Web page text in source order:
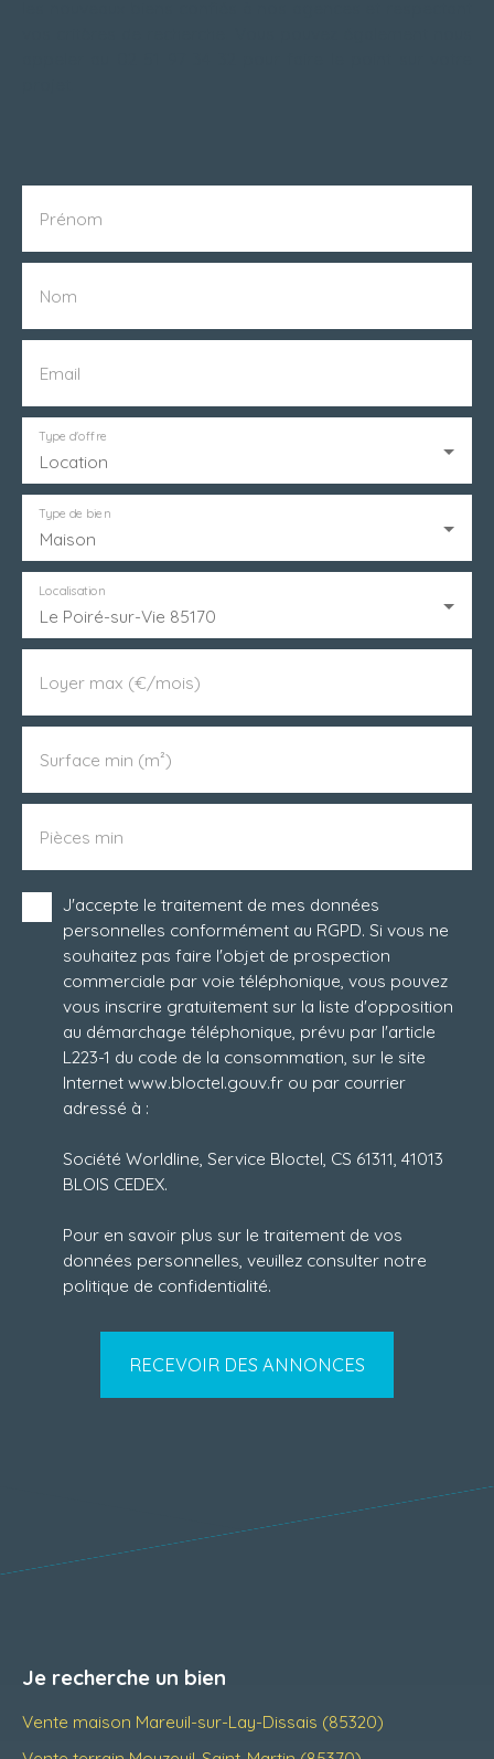
Prénom
Nom
Email
Location
Type d'offre
Maison
Type de bien
Le Poiré-sur-Vie 85170
Localisation
Loyer max (€/mois)
Surface min (m²)
Pièces min
J'accepte le traitement de mes données
personnelles conformément au RGPD. Si vous ne
souhaitez pas faire l'objet de prospection
commerciale par voie téléphonique, vous pouvez
vous inscrire gratuitement sur la liste d'opposition
au démarchage téléphonique, prévu par l'article
L223-1 du code de la consommation, sur le site
Internet www.bloctel.gouv.fr ou par courrier
adressé à :
Société Worldline, Service Bloctel, CS 61311, 41013
BLOIS CEDEX.
Pour en savoir plus sur le traitement de vos
données personnelles, veuillez consulter notre
politique de confidentialité.
RECEVOIR DES ANNONCES
Je recherche un bien
Vente maison Mareuil-sur-Lay-Dissais (85320)